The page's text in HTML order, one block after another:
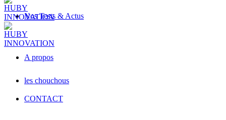
Nos Tests & Actus
A propos
CONTACT
les chouchous